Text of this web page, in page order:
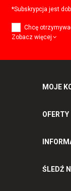
*Subskrypcja jest
Chcę
Zobacz więcej
MOJE
OFERTY
ŚLEDŹ